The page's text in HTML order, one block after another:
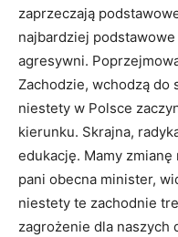
zaprzeczają
najbardziej
agresywni.
Zachodzie, wchodzą do
niestety w Polsce
kierunku. Skrajna,
edukację. Mamy
pani obecna minister,
niestety te zachodnie
zagrożenie dla naszych